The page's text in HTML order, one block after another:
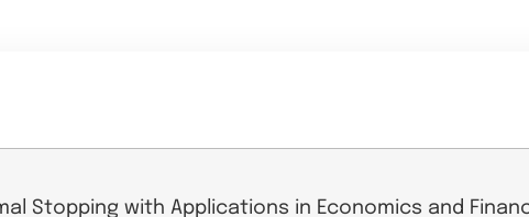
Stopping with Applications in Economics and